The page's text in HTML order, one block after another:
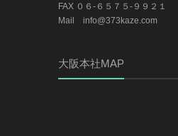
FAX ０６-６５７５-９９２１
Mail info@373kaze.com
大阪本社MAP